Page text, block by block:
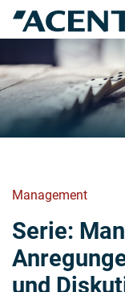
Management
Serie:
und